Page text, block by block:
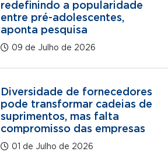
redefinindo a popularidade
entre pré-adolescentes,
aponta pesquisa
09 de Julho de 2026
Diversidade de fornecedores
pode transformar cadeias de
suprimentos, mas falta
compromisso das empresas
01 de Julho de 2026